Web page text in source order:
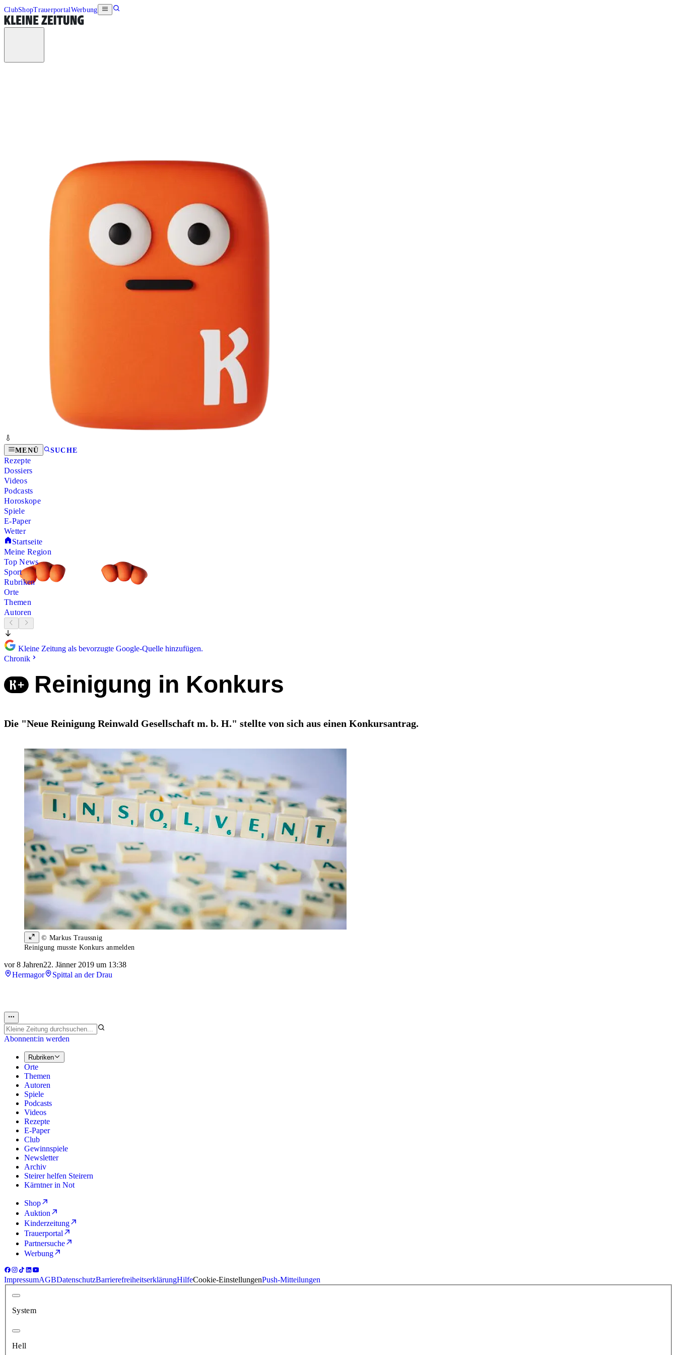
ClubShopTrauerportalWerbung
MENÜ SUCHE
Rezepte
Dossiers
Videos
Podcasts
Horoskope
Spiele
E-Paper
Wetter
Startseite
Meine Region
Top News
Sport
Rubriken
Orte
Themen
Autoren
Kleine Zeitung als bevorzugte Google-Quelle hinzufügen.
Chronik
Reinigung in Konkurs
Die "Neue Reinigung Reinwald Gesellschaft m. b. H." stellte von sich aus einen Konkursantrag.
© Markus Traussnig
Reinigung musste Konkurs anmelden
vor 8 Jahren22. Jänner 2019 um 13:38
Hermagor
Spittal an der Drau
Abonnent:in werden
Rubriken
Orte
Themen
Autoren
Spiele
Podcasts
Videos
Rezepte
E-Paper
Club
Gewinnspiele
Newsletter
Archiv
Steirer helfen Steirern
Kärntner in Not
Shop
Auktion
Kinderzeitung
Trauerportal
Partnersuche
Werbung
ImpressumAGBDatenschutzBarrierefreiheitserklärungHilfeCookie-EinstellungenPush-Mitteilungen
System
Hell